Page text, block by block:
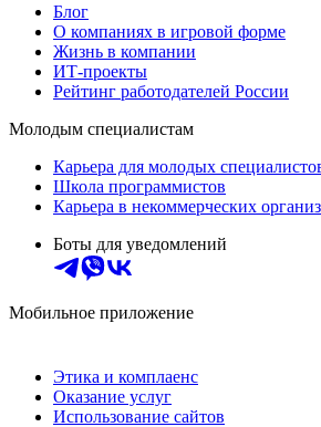
Блог
О компаниях в игровой форме
Жизнь в компании
ИТ-проекты
Рейтинг работодателей России
Молодым специалистам
Карьера для молодых
Школа программистов
Карьера в некоммерческих
Боты для уведомлений
Мобильное приложение
Этика и комплаенс
Оказание услуг
Использование сайтов